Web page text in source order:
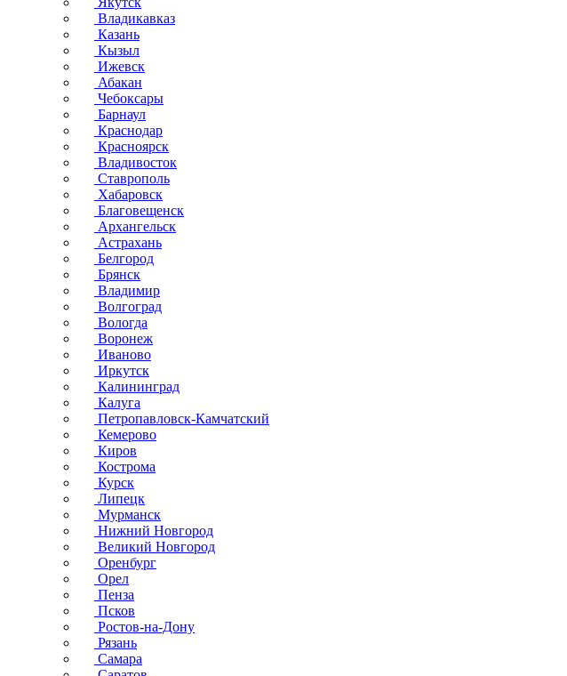
Владикавказ
Казань
Кызыл
Ижевск
Абакан
Чебоксары
Барнаул
Краснодар
Красноярск
Владивосток
Ставрополь
Хабаровск
Благовещенск
Архангельск
Астрахань
Белгород
Брянск
Владимир
Волгоград
Вологда
Воронеж
Иваново
Иркутск
Калининград
Калуга
Петропавловск-Камчатский
Кемерово
Киров
Кострома
Курск
Липецк
Мурманск
Нижний Новгород
Великий Новгород
Оренбург
Орел
Пенза
Псков
Ростов-на-Дону
Рязань
Самара